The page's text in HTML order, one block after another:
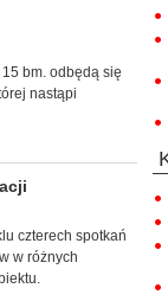
bm. odbędą się
nastąpi
czterech spotkań
w różnych